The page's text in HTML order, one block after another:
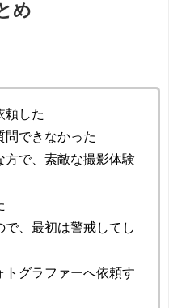
め
頼した
問できなかった
方で、素敵な撮影体験
、最初は警戒してし
トグラファーへ依頼す